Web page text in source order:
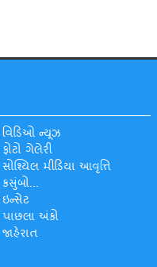
વિડિઓ ન્યૂઝ
ફોટો ગેલેરી
સોશ્યિલ મીડિયા આવૃત્તિ
કસુંબો...
ઇન્સેટ
પાછલા અંકો
જાહેરાત